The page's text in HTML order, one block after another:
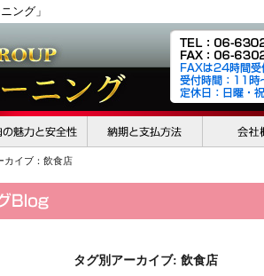
ング」
カイブ：飲食店
タグ別アーカイブ: 飲食店